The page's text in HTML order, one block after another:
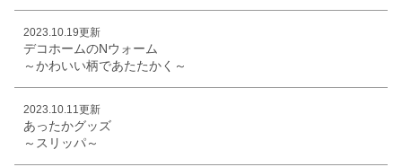
2023.10.19更新
デコホームのNウォーム
～かわいい柄であたたかく～
2023.10.11更新
あったかグッズ
～スリッパ～